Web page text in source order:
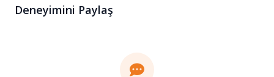
Deneyimini Paylaş